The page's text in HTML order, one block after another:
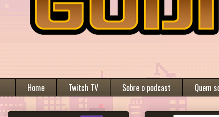
Home Twitch TV Sobre o podcast Quem